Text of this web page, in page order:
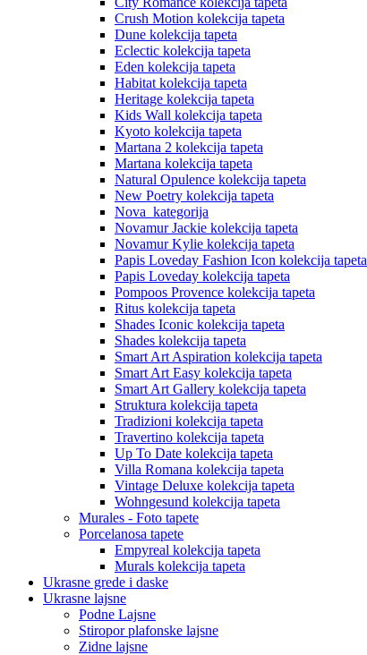
Crush Motion kolekcija tapeta
Dune kolekcija tapeta
Eclectic kolekcija tapeta
Eden kolekcija tapeta
Habitat kolekcija tapeta
Heritage kolekcija tapeta
Kids Wall kolekcija tapeta
Kyoto kolekcija tapeta
Martana 2 kolekcija tapeta
Martana kolekcija tapeta
Natural Opulence kolekcija tapeta
New Poetry kolekcija tapeta
Nova_kategorija
Novamur Jackie kolekcija tapeta
Novamur Kylie kolekcija tapeta
Papis Loveday Fashion Icon kolekcija tapeta
Papis Loveday kolekcija tapeta
Pompoos Provence kolekcija tapeta
Ritus kolekcija tapeta
Shades Iconic kolekcija tapeta
Shades kolekcija tapeta
Smart Art Aspiration kolekcija tapeta
Smart Art Easy kolekcija tapeta
Smart Art Gallery kolekcija tapeta
Struktura kolekcija tapeta
Tradizioni kolekcija tapeta
Travertino kolekcija tapeta
Up To Date kolekcija tapeta
Villa Romana kolekcija tapeta
Vintage Deluxe kolekcija tapeta
Wohngesund kolekcija tapeta
Murales - Foto tapete
Porcelanosa tapete
Empyreal kolekcija tapeta
Murals kolekcija tapeta
Ukrasne grede i daske
Ukrasne lajsne
Podne Lajsne
Stiropor plafonske lajsne
Zidne lajsne